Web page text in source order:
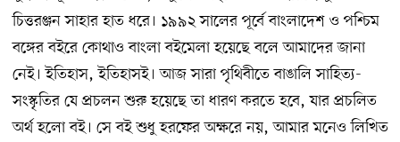
চিত্তরঞ্জন সাহার হাত ধরে। ১৯৯২ সালের পূর্বে বাংলাদেশ ও পশ্চিম
বঙ্গের বইরে কোথাও বাংলা বইমেলা হয়েছে বলে আমাদের জানা
নেই। ইতিহাস, ইতিহাসই। আজ সারা পৃথিবীতে বাঙালি সাহিত্য-
সংস্কৃতির যে প্রচলন শুরু হয়েছে তা ধারণ করতে হবে, যার প্রচলিত
অর্থ হলো বই। সে বই শুধু হরফের অক্ষরে নয়, আমার মনেও লিখিত